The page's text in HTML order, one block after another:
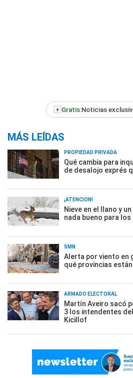
+ Gratis:Noticias
MÁS LEÍDAS
PROPIEDAD PRIVADA
Qué cambia para
de desalojo exprés
¡ATENCIÓN!
Nieve en el llano y
nada bueno para
SMN
Alerta por viento en
qué provincias
ARMADO ELECTORAL
Martín Aveiro sacó
3 los intendentes
Kicillof